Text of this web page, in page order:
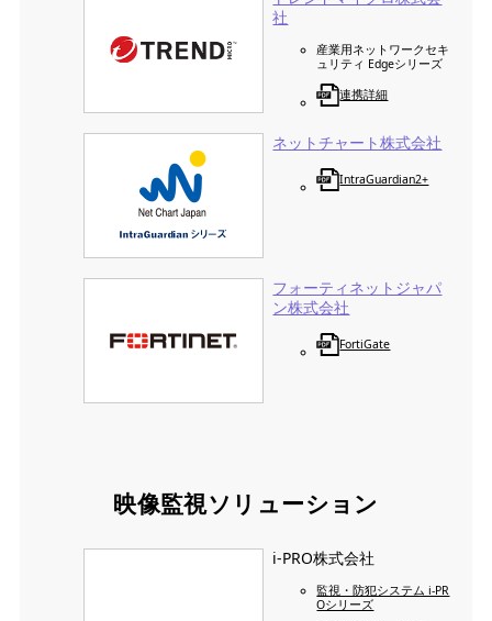
社
産業用ネットワークセキ
ュリティ Edgeシリーズ
連携詳細
ネットチャート株式会社
IntraGuardian2+
フォーティネットジャパ
ン株式会社
FortiGate
映像監視ソリューション
i-PRO株式会社
監視・防犯システム i-PR
Oシリーズ